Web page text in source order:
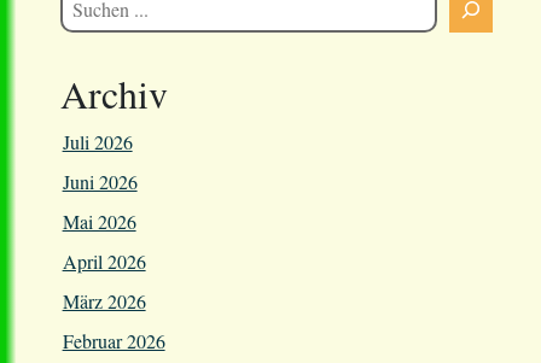
Archiv
Juli 2026
Juni 2026
Mai 2026
April 2026
März 2026
Februar 2026